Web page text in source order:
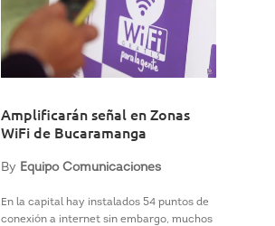
Amplificarán señal en Zonas
WiFi de Bucaramanga
By Equipo Comunicaciones
En la capital hay instalados 54 puntos de
conexión a internet sin embargo, muchos